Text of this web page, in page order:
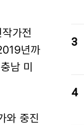
가전
년까
남 미
와 중진
3
4